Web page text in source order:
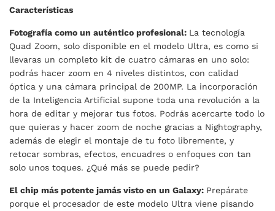
Características
Fotografía como un auténtico profesional: La tecnología
Quad Zoom, solo disponible en el modelo Ultra, es como si
llevaras un completo kit de cuatro cámaras en uno solo:
podrás hacer zoom en 4 niveles distintos, con calidad
óptica y una cámara principal de 200MP. La incorporación
de la Inteligencia Artificial supone toda una revolución a la
hora de editar y mejorar tus fotos. Podrás acercarte todo lo
que quieras y hacer zoom de noche gracias a Nightography,
además de elegir el montaje de tu foto libremente, y
retocar sombras, efectos, encuadres o enfoques con tan
solo unos toques. ¿Qué más se puede pedir?
El chip más potente jamás visto en un Galaxy: Prepárate
porque el procesador de este modelo Ultra viene pisando